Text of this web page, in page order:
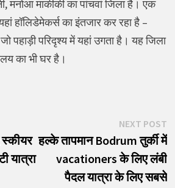
मनोआ माकीकी का पांचवां जिला है। एक
हॉलिडेमेकर्स का इंतजार कर रहा है –
पहाड़ी परिदृश्य में यहां उगता है। यह जिला
का भी घर है।
यात्रा
NEXT POST
हल्के तापमान Bodrum तुर्की में
vacationers के लिए लंबी
पैदल यात्रा के लिए सबसे